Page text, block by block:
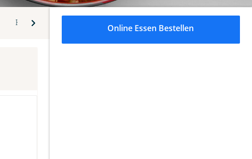
Koo Menüs Salate
Online Essen Bestellen